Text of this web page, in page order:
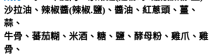
沙拉油、辣椒醬(辣椒.鹽)、醬油、紅蔥頭、薑、
蒜、
牛骨、蕃茄糊、米酒、糖、鹽、酵母粉、雞爪、雞
骨、